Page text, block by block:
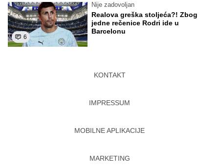
6
Nije zadovoljan
Realova greška stoljeća?! Zbog
jedne rečenice Rodri ide u
Barcelonu
KONTAKT
IMPRESSUM
MOBILNE APLIKACIJE
MARKETING